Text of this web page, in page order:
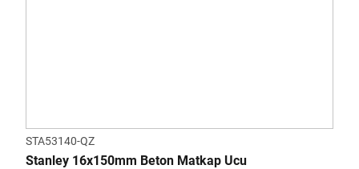
STA53140-QZ
Stanley 16x150mm Beton Matkap Ucu